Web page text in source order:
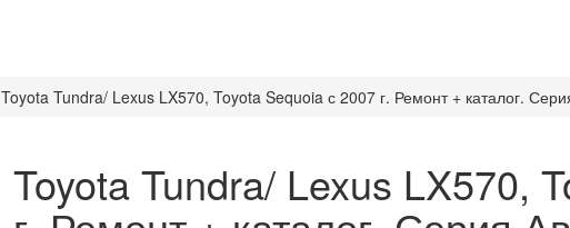
Toyota Tundra/ Lexus LX570, Toyota Sequoia с 2007 г. Ремонт + каталог.
Toyota Tundra/ Lexus LX570,